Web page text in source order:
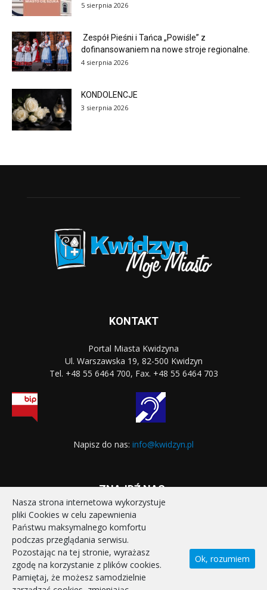
5 sierpnia 2026
Zespół Pieśni i Tańca „Powiśle” z
dofinansowaniem na nowe stroje regionalne.
4 sierpnia 2026
KONDOLENCJE
3 sierpnia 2026
KONTAKT
Portal Miasta Kwidzyna
Ul. Warszawska 19, 82-500 Kwidzyn
Tel. +48 55 6464 700, Fax. +48 55 6464 703
Napisz do nas: info@kwidzyn.pl
ZNAJDŹ NAS:
STRONA GŁÓWNA
REALIZOWANE PROJEKTY
POLITYKA PRYWATNOŚCI
DEKLARACJA DOSTĘPNOŚCI
Nasza strona internetowa wykorzystuje
pliki Cookies w celu zapewnienia
Państwu maksymalnego komfortu
podczas przeglądania serwisu.
Pozostając na tej stronie, wyrażasz
zgodę na korzystanie z plików cookies.
Pamiętaj, że możesz samodzielnie
Ok, rozumiem